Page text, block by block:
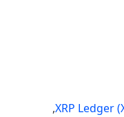
XRP Ledger
,